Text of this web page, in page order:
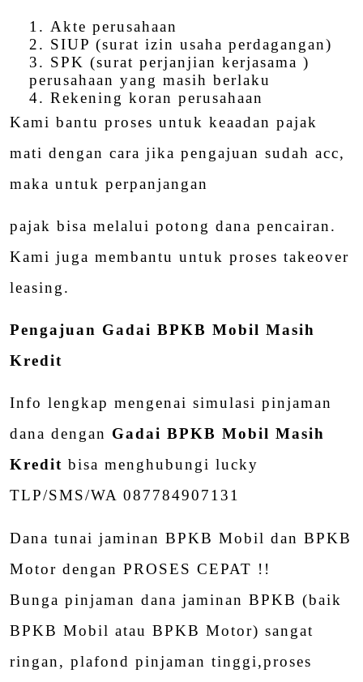
Akte perusahaan
SIUP (surat izin usaha perdagangan)
SPK (surat perjanjian kerjasama )
perusahaan yang masih berlaku
Rekening koran perusahaan
Kami bantu proses untuk keaadan pajak
mati dengan cara jika pengajuan sudah acc,
maka untuk perpanjangan
pajak bisa melalui potong dana pencairan.
Kami juga membantu untuk proses takeover
leasing.
Pengajuan Gadai BPKB Mobil Masih
Kredit
Info lengkap mengenai simulasi pinjaman
dana dengan Gadai BPKB Mobil Masih
Kredit bisa menghubungi lucky
TLP/SMS/WA 087784907131
Dana tunai jaminan BPKB Mobil dan BPKB
Motor dengan PROSES CEPAT !!
Bunga pinjaman dana jaminan BPKB (baik
BPKB Mobil atau BPKB Motor) sangat
ringan, plafond pinjaman tinggi,proses